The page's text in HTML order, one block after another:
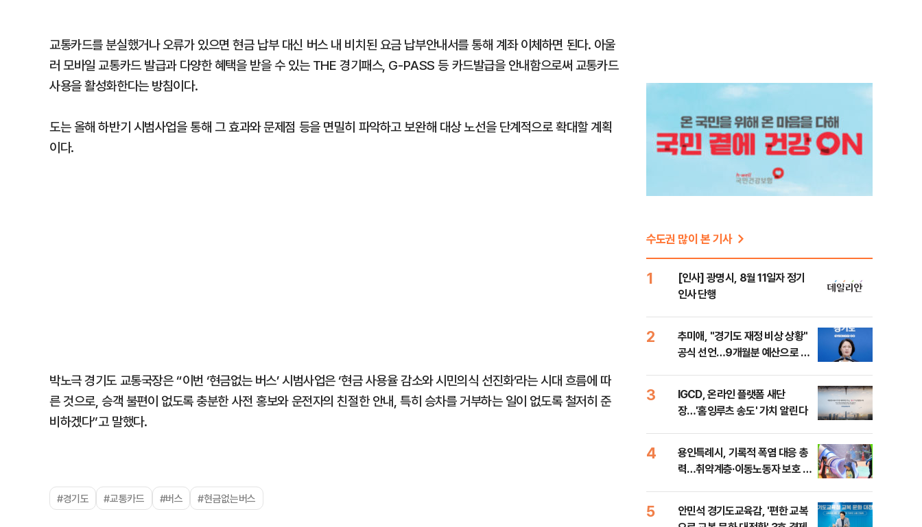
교통카드를 분실했거나 오류가 있으면 현금 납부 대신 버스 내 비치된 요금 납부안내서를 통해 계좌 이체하면 된다. 아울
러 모바일 교통카드 발급과 다양한 혜택을 받을 수 있는 THE 경기패스, G-PASS 등 카드발급을 안내함으로써 교통카드
사용을 활성화한다는 방침이다.
도는 올해 하반기 시범사업을 통해 그 효과와 문제점 등을 면밀히 파악하고 보완해 대상 노선을 단계적으로 확대할 계획
이다.
박노극 경기도 교통국장은 “이번 ‘현금없는 버스’ 시범사업은 ‘현금 사용율 감소와 시민의식 선진화’라는 시대 흐름에 따
른 것으로, 승객 불편이 없도록 충분한 사전 홍보와 운전자의 친절한 안내, 특히 승차를 거부하는 일이 없도록 철저히 준
비하겠다”고 말했다.
#경기도 #교통카드 #버스 #현금없는버스
수도권 많이 본 기사
1
[인사] 광명시, 8월 11일자 정기
인사 단행
2
추미애, "경기도 재정 비상 상황"
공식 선언…9개월분 예산으로 민
3
IGCD, 온라인 플랫폼 새단
장…'홈잉루츠 송도' 가치 알린다
4
용인특례시, 기록적 폭염 대응 총
력…취약계층·이동노동자 보호 강
5
안민석 경기도교육감, '편한 교복